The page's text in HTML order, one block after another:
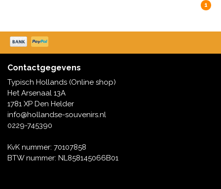
1
Contactgegevens
Typisch Hollands (Online shop)
Het Arsenaal 13A
1781 XP Den Helder
info@hollandse-souvenirs.nl
0229-745390
KvK nummer: 70107858
BTW nummer: NL858145066B01